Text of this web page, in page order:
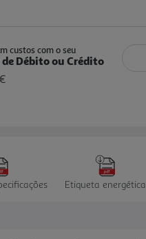
custos com o seu
Débito ou Crédito
Etiqueta energética